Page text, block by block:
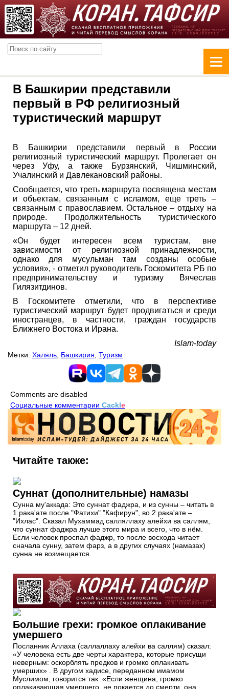
В Башкирии представили
первый в РФ религиозный
туристический маршрут
В Башкирии представили первый в России
религиозный туристический маршрут. Пролегает он
через Уфу, а также Бурзянский, Чишминский,
Учалинский и Давлекановский районы.
Сообщается, что треть маршрута посвящена местам
и объектам, связанным с исламом, еще треть –
связанным с православием. Остальное – отдыху на
природе. Продолжительность туристического
маршрута – 12 дней.
«Он будет интересен всем туристам, вне
зависимости от религиозной принадлежности,
однако для мусульман там созданы особые
условия», - отметил руководитель Госкомитета РБ по
предпринимательству и туризму Вячеслав
Гилязитдинов.
В Госкомитете отметили, что в перспективе
туристический маршрут будет продвигаться и среди
иностранцев, в частности, граждан государств
Ближнего Востока и Ирана.
Islam-today
Метки: Халяль Башкирия Туризм
Comments are disabled
Социальные комментарии Cackle
Читайте также:
Суннат (дополнительные) намазы
Сунна му'аккада: Это суннат фаджра, и из сунны – читать в
1 рака'ате после "Фатихи" "Кафирун", во 2 рака'ате –
"Ихлас". Сказал Мухаммад салляллаху алейхи ва саллям,
что суннат фаджра лучше этого мира и всего, что в нём.
Если человек проспал фаджр, то после восхода читает
сначала сунну, затем фарз, а в других случаях (намазах)
сунна не возмещается.
Большие грехи: громкое оплакивание
умершего
Посланник Аллаха (саллаллаху алейхи ва саллям) сказал:
«У человека есть две черты характера, которые присущи
неверным: оскорблять предков и громко оплакивать
умерших» . В другом хадисе, переданном имамом
Муслимом, говорится так: «Если женщина, громко
оплакивающая умершего, не покается до смерти, она